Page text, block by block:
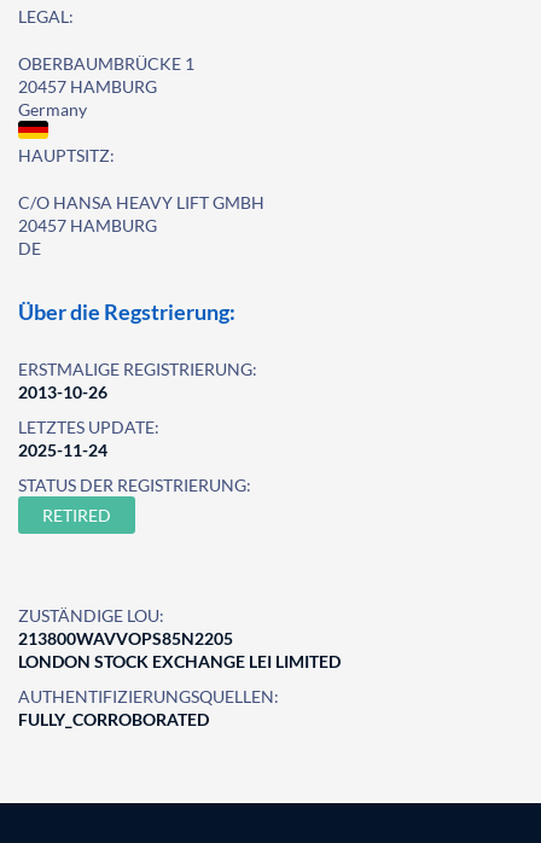
LEGAL:
OBERBAUMBRÜCKE 1
20457 HAMBURG
Germany
HAUPTSITZ:
C/O HANSA HEAVY LIFT GMBH
20457 HAMBURG
DE
Über die Regstrierung:
ERSTMALIGE REGISTRIERUNG:
2013-10-26
LETZTES UPDATE:
2025-11-24
STATUS DER REGISTRIERUNG:
RETIRED
ZUSTÄNDIGE LOU:
213800WAVVOPS85N2205
LONDON STOCK EXCHANGE LEI LIMITED
AUTHENTIFIZIERUNGSQUELLEN:
FULLY_CORROBORATED